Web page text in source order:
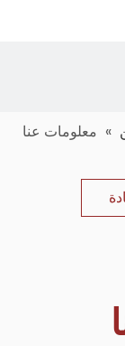
» معلومات عنا